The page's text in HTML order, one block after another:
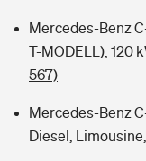
Mercedes-Benz
T-MODELL), 120
567)
Mercedes-Benz
Diesel,